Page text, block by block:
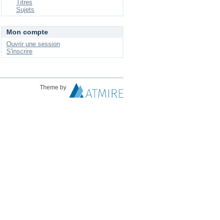
Titres
Sujets
Mon compte
Ouvrir une session
S'inscrire
Theme by